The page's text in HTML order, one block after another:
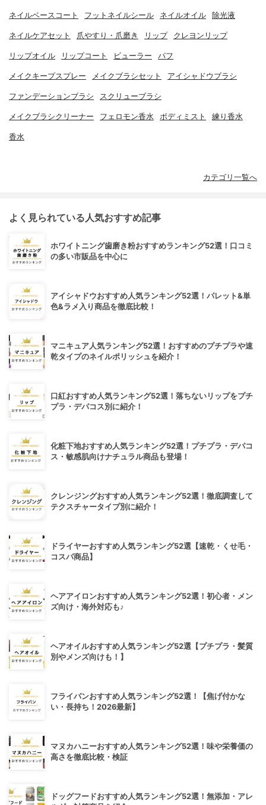
ネイルベースコート フットネイルシール ネイルオイル 除光液
ネイルケアセット 爪やすり・爪磨き リップ クレヨンリップ
リップオイル リップコート ビューラー パフ
メイクキープスプレー メイクブラシセット アイシャドウブラシ
ファンデーションブラシ スクリューブラシ
メイクブラシクリーナー フェロモン香水 ボディミスト 練り香水
香水
カテゴリ一覧へ
よく見られている人気おすすめ記事
ホワイトニング歯磨き粉おすすめランキング52選！口コミ
の多い市販品を中心に
アイシャドウおすすめ人気ランキング52選！パレット&単
色&ラメ入り商品を徹底比較！
マニキュア人気ランキング52選！おすすめのプチプラや速
乾タイプのネイルポリッシュを紹介！
口紅おすすめ人気ランキング52選！落ちないリップをプチ
プラ・デパコス別に紹介！
化粧下地おすすめ人気ランキング52選！プチプラ・デパコ
ス・敏感肌向けナチュラル商品も登場！
クレンジングおすすめ人気ランキング52選！徹底調査して
テクスチャータイプ別に紹介！
ドライヤーおすすめ人気ランキング52選【速乾・くせ毛・
コスパ商品】
ヘアアイロンおすすめ人気ランキング52選！初心者・メン
ズ向け・海外対応も♪
ヘアオイルおすすめ人気ランキング52選【プチプラ・髪質
別やメンズ向けも！】
フライパンおすすめ人気ランキング52選！【焦げ付かな
い・長持ち！2026最新】
マヌカハニーおすすめ人気ランキング52選！味や栄養価の
高さを徹底比較・検証
ドッグフードおすすめ人気ランキング52選！無添加・アレ